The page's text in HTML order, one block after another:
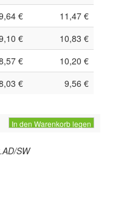
€
11,47 €
€
10,83 €
€
10,20 €
€ 9,56 €
In den Warenkorb legen
SW